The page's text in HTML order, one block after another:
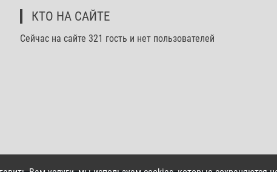
КТО НА САЙТЕ
Сейчас на сайте 321 гость и нет пользователей